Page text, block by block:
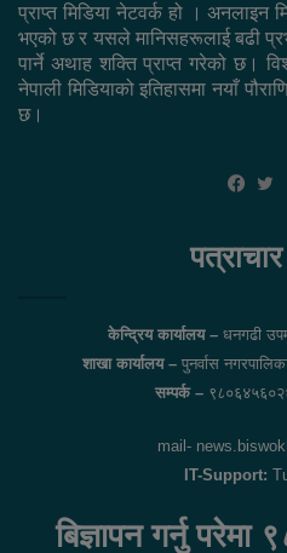
प्राप्त मिडिया नेटवर्क हो । अनलाइन
भएको छ र यसले मानिसहरूलाई बढी
पार्ने अथाह शक्ति प्राप्त गरेको छ।
नेपाली मिडियाको इतिहासमा नयाँ
छ।
केन्द्रिय कार्यालय –धनगढी
शाखा कार्यालय – पुनर्वास
सम्पर्क –
mail-
IT-Support:
बिज्ञापन गर्नु